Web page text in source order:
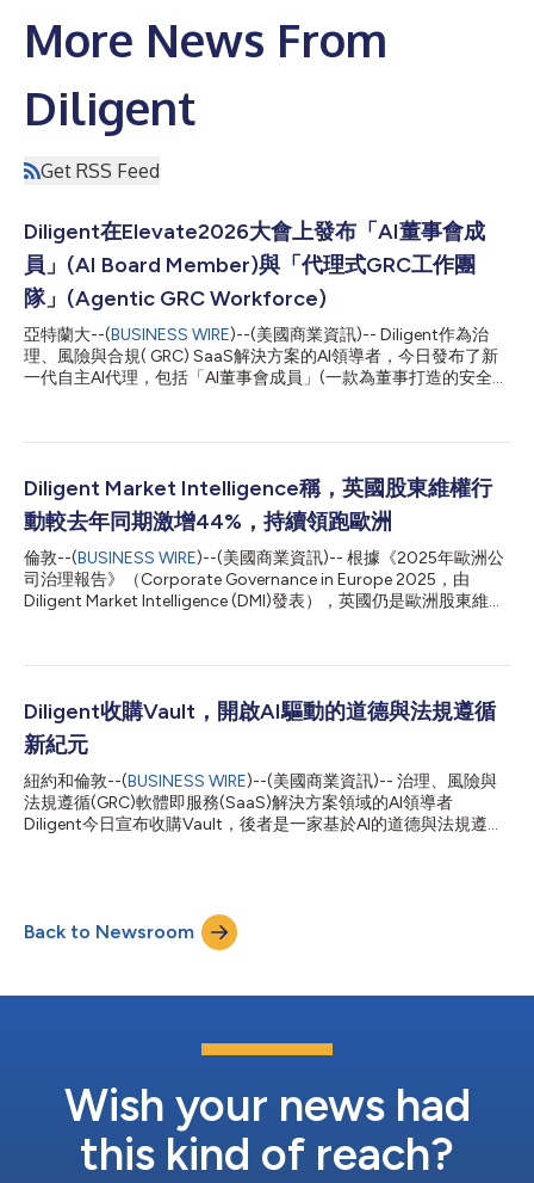
More News From
Diligent
Get RSS Feed
Diligent在Elevate2026大會上發布「AI董事會成
員」(AI Board Member)與「代理式GRC工作團
隊」(Agentic GRC Workforce)
亞特蘭大--(BUSINESS WIRE)--(美國商業資訊)-- Diligent作為治
理、風險與合規( GRC) SaaS解決方案的AI領導者，今日發布了新
一代自主AI代理，包括「AI董事會成員」(一款為董事打造的安全AI
管理的多步驟工作流程，讓組織在不增加人員編制的情況下，獲得
能，董事會也不例外。」Diligent總裁暨執行長Brian Stafford表
示，「透過AI董事會成員以及嵌入Diligent One平台的自主代理網
路，我們為高階管理團隊與GRC領導者提供了一個安全、受治理的
數位工作團隊，其感知風險的速度超越傳統治理所能跟上的程度，
同時保持每一步皆可稽核，並讓他們能夠專注於只有他們才能提供
的判斷。」 Diligent的自主代理網路允許從業人員與領導者指揮特
定角色的代理，這些代理能自主規劃、執行與稽核涵蓋治理、風
Diligent Market Intelligence稱，英國股東維權行
動較去年同期激增44%，持續領跑歐洲
倫敦--(BUSINESS WIRE)--(美國商業資訊)-- 根據《2025年歐洲公
司治理報告》（Corporate Governance in Europe 2025，由
Diligent Market Intelligence (DMI)發表），英國仍是歐洲股東維權
行動，而2024年同期這一數字為36家，彰顯出該市場股東參與度
國仍是歐洲公開維權行動的主要驅動力，其他歐洲市場在幕後溝通
無果時，也越來越多地採用類似策略。歐洲的股東維權形式多樣，
從敵意媒體宣傳到更私密的溝通均有涉及，但毫無疑問，董事會應
做好全面準備——即將到來的股東大會季很可能異常繁忙。」 該
報告由全球性法律事務所White & Case共同編撰，報告顯示，儘管
小型股公司占英國所有維權目標的近70%，但大型股相關維權行
動主要由知名美國維權機構主導，這些機構正越來越多地轉向歐洲
Diligent收購Vault，開啟AI驅動的道德與法規遵循
新紀元
紐約和倫敦--(BUSINESS WIRE)--(美國商業資訊)-- 治理、風險與
法規遵循(GRC)軟體即服務(SaaS)解決方案領域的AI領導者
Diligent今日宣布收購Vault，後者是一家基於AI的道德與法規遵循
Vault尖端的舉報技術整合至Diligent的GRC平台，企業能夠更早發
現風險、更快回應，並在員工和利害關係人之間建立更大的信任。
Vault的AI優先技術透過在地化法規遵循功能、多語言舉報通路及
Vault樹立了順暢、直覺式且高效的法規遵循工具標準，既讓員工
有意義的變革。 Diligent法規遵循業務總經理Amanda Carty表
示：「我們熱烈歡迎Vault團隊和客戶加入Diligent。此次收購強化
堅定承諾。現在，我...
Back to Newsroom
Wish your news had
this kind of reach?